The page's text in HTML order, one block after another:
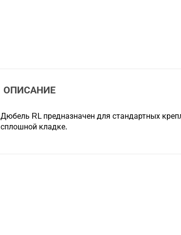
ОПИСАНИЕ
Дюбель RL предназначен для стандартных
сплошной кладке.